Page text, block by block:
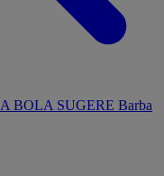
A BOLA SUGERE Barba